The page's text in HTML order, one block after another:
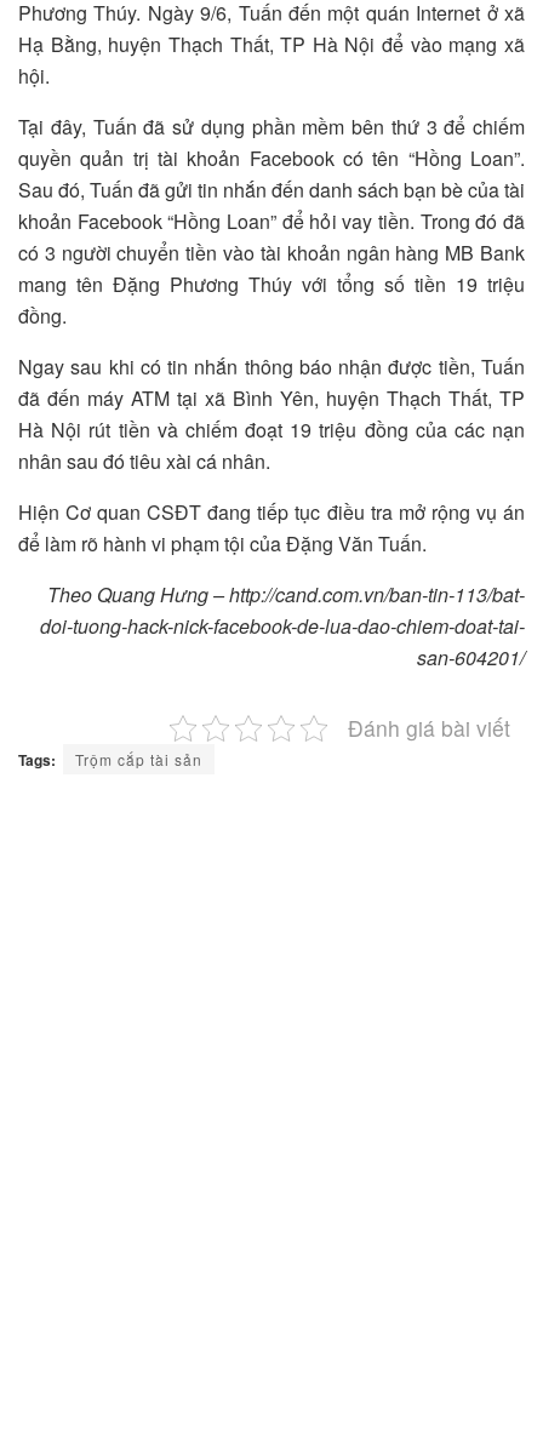
Phương Thúy. Ngày 9/6, Tuấn đến một quán Internet ở xã
Hạ Bằng, huyện Thạch Thất, TP Hà Nội để vào mạng xã
hội.
Tại đây, Tuấn đã sử dụng phần mềm bên thứ 3 để chiếm
quyền quản trị tài khoản Facebook có tên “Hồng Loan”.
Sau đó, Tuấn đã gửi tin nhắn đến danh sách bạn bè của tài
khoản Facebook “Hồng Loan” để hỏi vay tiền. Trong đó đã
có 3 người chuyển tiền vào tài khoản ngân hàng MB Bank
mang tên Đặng Phương Thúy với tổng số tiền 19 triệu
đồng.
Ngay sau khi có tin nhắn thông báo nhận được tiền, Tuấn
đã đến máy ATM tại xã Bình Yên, huyện Thạch Thất, TP
Hà Nội rút tiền và chiếm đoạt 19 triệu đồng của các nạn
nhân sau đó tiêu xài cá nhân.
Hiện Cơ quan CSĐT đang tiếp tục điều tra mở rộng vụ án
để làm rõ hành vi phạm tội của Đặng Văn Tuấn.
Theo Quang Hưng – http://cand.com.vn/ban-tin-113/bat-
doi-tuong-hack-nick-facebook-de-lua-dao-chiem-doat-tai-
san-604201/
Đánh giá bài viết
Tags: Trộm cắp tài sản